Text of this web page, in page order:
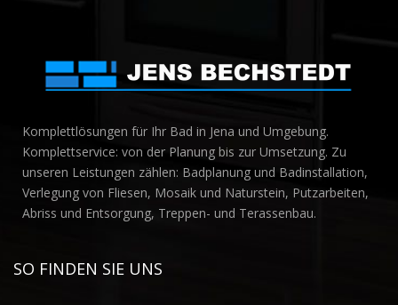
Komplettlösungen für Ihr Bad in Jena und Umgebung.
Komplettservice: von der Planung bis zur Umsetzung. Zu
unseren Leistungen zählen: Badplanung und Badinstallation,
Verlegung von Fliesen, Mosaik und Naturstein, Putzarbeiten,
Abriss und Entsorgung, Treppen- und Terassenbau.
SO FINDEN SIE UNS